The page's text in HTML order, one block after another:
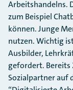
Arbeitshandelns.
zum Beispiel
können. Junge
nutzen. Wichtig
Ausbilder,
gefordert. Bereits
Sozialpartner auf